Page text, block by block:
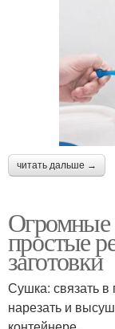
читать дальше →
Огромные
простые
заготовки
Сушка: связать в
нарезать и